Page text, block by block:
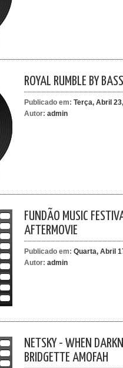
ROYAL RUMBLE BY
Publicado em: Terça, Abril
Autor: admin
FUNDÃO MUSIC
AFTERMOVIE
Publicado em: Quarta, Abril
Autor: admin
NETSKY - WHEN
BRIDGETTE AMOFAH